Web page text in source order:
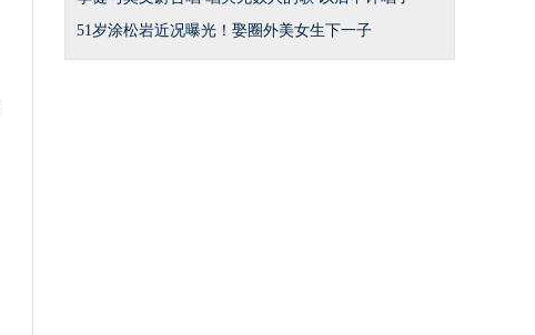
51岁涂松岩近况曝光！娶圈外美女生下一子